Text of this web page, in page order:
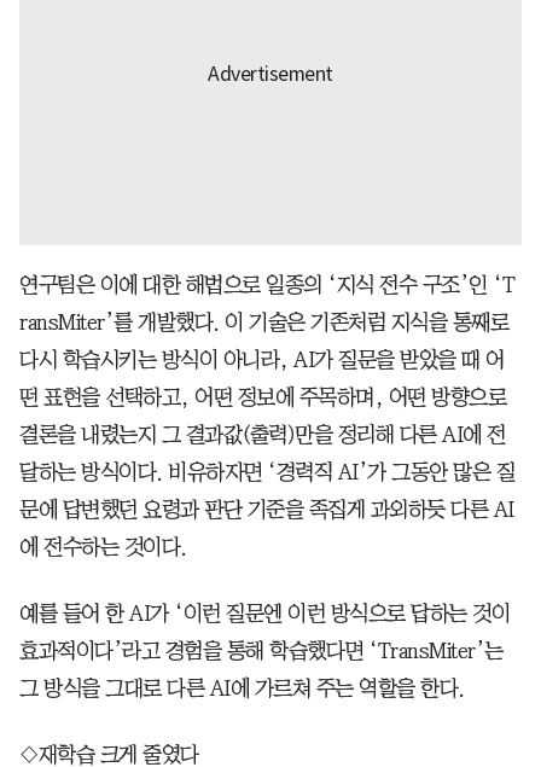
연구팀은 이에 대한 해법으로 일종의 ‘지식 전수 구조’인 ‘T
ransMiter’를 개발했다. 이 기술은 기존처럼 지식을 통째로
다시 학습시키는 방식이 아니라, AI가 질문을 받았을 때 어
떤 표현을 선택하고, 어떤 정보에 주목하며, 어떤 방향으로
결론을 내렸는지 그 결과값(출력)만을 정리해 다른 AI에 전
달하는 방식이다. 비유하자면 ‘경력직 AI’가 그동안 많은 질
문에 답변했던 요령과 판단 기준을 족집게 과외하듯 다른 AI
에 전수하는 것이다.
예를 들어 한 AI가 ‘이런 질문엔 이런 방식으로 답하는 것이
효과적이다’라고 경험을 통해 학습했다면 ‘TransMiter’는
그 방식을 그대로 다른 AI에 가르쳐 주는 역할을 한다.
◇재학습 크게 줄였다